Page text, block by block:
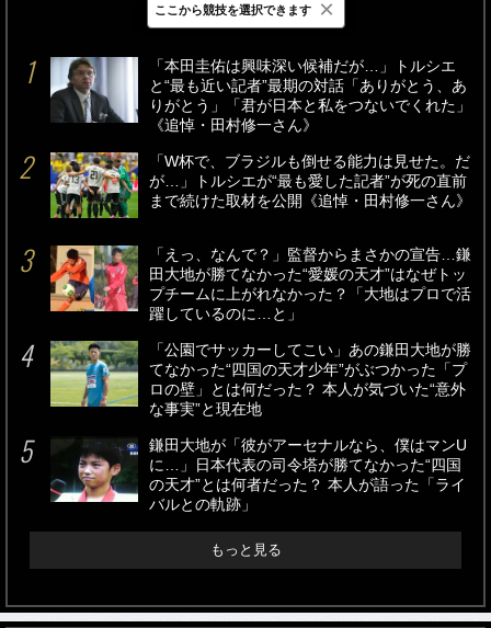
最新 24時間 週間
「本田圭佑は興味深い候補だが…」トルシエ
と“最も近い記者”最期の対話「ありがとう、あ
りがとう」「君が日本と私をつないでくれた」
《追悼・田村修一さん》
「W杯で、ブラジルも倒せる能力は見せた。だ
が…」トルシエが“最も愛した記者”が死の直前
まで続けた取材を公開《追悼・田村修一さん》
「えっ、なんで？」監督からまさかの宣告…鎌
田大地が勝てなかった“愛媛の天才”はなぜトッ
プチームに上がれなかった？「大地はプロで活
躍しているのに…と」
「公園でサッカーしてこい」あの鎌田大地が勝
てなかった“四国の天才少年”がぶつかった「プ
ロの壁」とは何だった？ 本人が気づいた“意外
な事実”と現在地
鎌田大地が「彼がアーセナルなら、僕はマンU
に…」日本代表の司令塔が勝てなかった“四国
の天才”とは何者だった？ 本人が語った「ライ
バルとの軌跡」
もっと見る
ここから競技を選択できます ×